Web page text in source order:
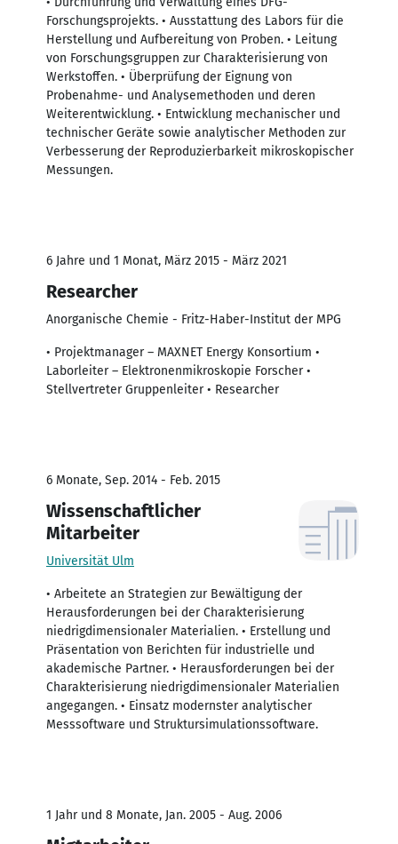
Forschungsprojekts. • Ausstattung des Labors für die
Herstellung und Aufbereitung von Proben. • Leitung
von Forschungsgruppen zur Charakterisierung von
Werkstoffen. • Überprüfung der Eignung von
Probenahme- und Analysemethoden und deren
Weiterentwicklung. • Entwicklung mechanischer und
technischer Geräte sowie analytischer Methoden zur
Verbesserung der Reproduzierbarkeit mikroskopischer
Messungen.
6 Jahre und 1 Monat, März 2015 - März 2021
Researcher
Anorganische Chemie - Fritz-Haber-Institut der MPG
• Projektmanager – MAXNET Energy Konsortium •
Laborleiter – Elektronenmikroskopie Forscher •
Stellvertreter Gruppenleiter • Researcher
6 Monate, Sep. 2014 - Feb. 2015
Wissenschaftlicher
Mitarbeiter
Universität Ulm
• Arbeitete an Strategien zur Bewältigung der
Herausforderungen bei der Charakterisierung
niedrigdimensionaler Materialien. • Erstellung und
Präsentation von Berichten für industrielle und
akademische Partner. • Herausforderungen bei der
Charakterisierung niedrigdimensionaler Materialien
angegangen. • Einsatz modernster analytischer
Messsoftware und Struktursimulationssoftware.
1 Jahr und 8 Monate, Jan. 2005 - Aug. 2006